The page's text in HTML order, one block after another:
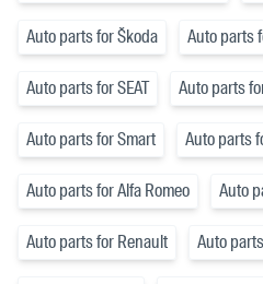
Auto parts for Škoda Auto parts
Auto parts for SEAT Auto parts
Auto parts for Smart Auto parts
Auto parts for Alfa Romeo Auto
Auto parts for Renault Auto